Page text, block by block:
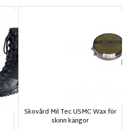
Skovård Mil Tec USMC Wax för
skinn kängor